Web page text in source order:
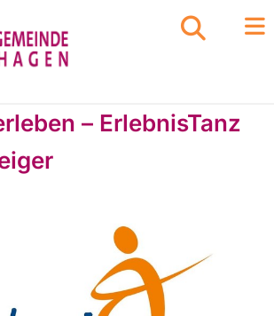
– ErlebnisTanz